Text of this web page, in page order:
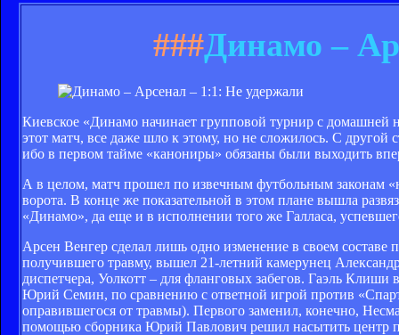
###Динамо –
Киевское «Динамо начинает групповой турнир с домашней
этот матч, все даже шло к этому, но не сложилось. С другой
ибо в первом тайме «канониры» обязаны были выходить
А в целом, матч прошел по извечным футбольным законам
ворота. В конце же показательной в этом плане вышла
«Динамо», да еще и в исполнении того же Галласа,
Арсен Венгер сделал лишь одно изменение в своем
получившего травму, вышел 21-летний камерунец
диспетчера, Уолкотт – для фланговых забегов. Гаэль
Юрий Семин, по сравнению с ответной игрой против
оправившегося от травмы). Первого заменил, конечно,
помощью сборника Юрий Павлович решил насытить центр